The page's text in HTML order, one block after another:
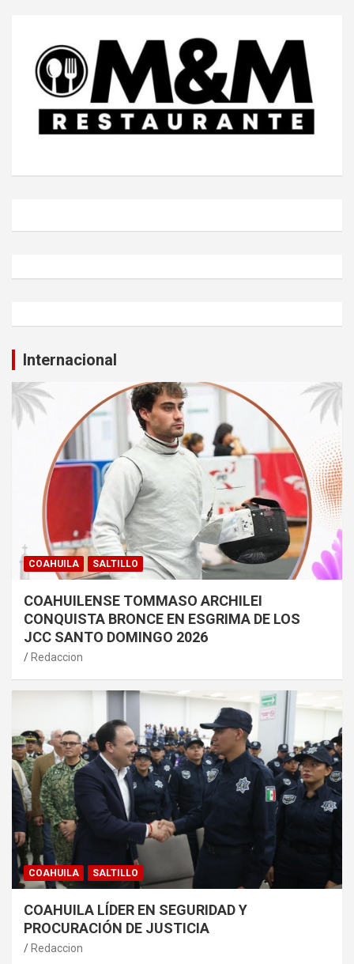
Internacional
COAHUILA SALTILLO
COAHUILENSE TOMMASO ARCHILEI
CONQUISTA BRONCE EN ESGRIMA DE LOS
JCC SANTO DOMINGO 2026
Redaccion
COAHUILA SALTILLO
COAHUILA LÍDER EN SEGURIDAD Y
PROCURACIÓN DE JUSTICIA
Redaccion